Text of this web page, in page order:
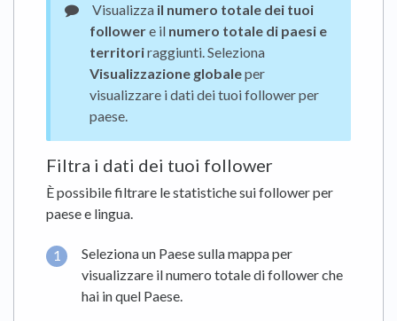
Visualizza il numero totale dei tuoi
followere il numero totale di paesi e
territoriraggiunti. Seleziona
Visualizzazione globaleper
visualizzare i dati dei tuoi follower per
paese.
Filtra i dati dei tuoi follower
È possibile filtrare le statistiche sui follower per
paese e lingua.
Seleziona un Paese sulla mappa per
visualizzare il numero totale di follower che
hai in quel Paese.